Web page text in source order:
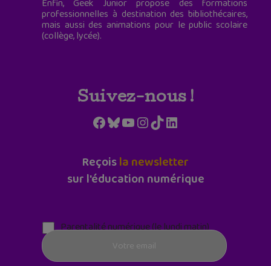
Enfin, Geek Junior propose des formations
professionnelles à destination des bibliothécaires,
mais aussi des animations pour le public scolaire
(collège, lycée).
Suivez-nous !
Facebook
Bluesky
YouTube
Instagram
TikTokLinkedIn
Reçoisla newsletter
sur l'éducation numérique
Parentalité numérique (le lundi matin)